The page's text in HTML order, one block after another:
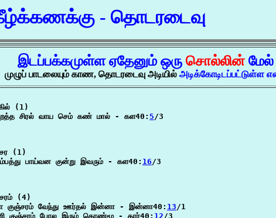
- தொடரடைவு
இடப்பக்கமுள்ள ஏதேனும் ஒரு சொல்லின்
முழுப் பாடலையும் காண, தொடரடைவு அடியில்
(1)
சிரல் வாய செம் கண் மால் - கள40: 5/3
(1)
பாய்வன குன்று இவரும் - கள40: 16/3
(4)
குஞ்சரம் வேந்து ஊர்தல் இன்னா - இன்னா40: 13/1
குஞ்சரம் போல இரும் கொண்மூ - கார்40: 12/3